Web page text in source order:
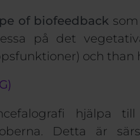
of biofeedback
på det
och than
hjälpa
. Detta är